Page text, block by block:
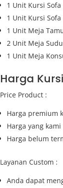
1 Unit Kursi
1 Unit Kursi
1 Unit Meja
2 Unit Meja
1 Unit Meja
Harga
Price Product :
Harga premium
Harga yang
Harga belum
Layanan Custom :
Anda dapat